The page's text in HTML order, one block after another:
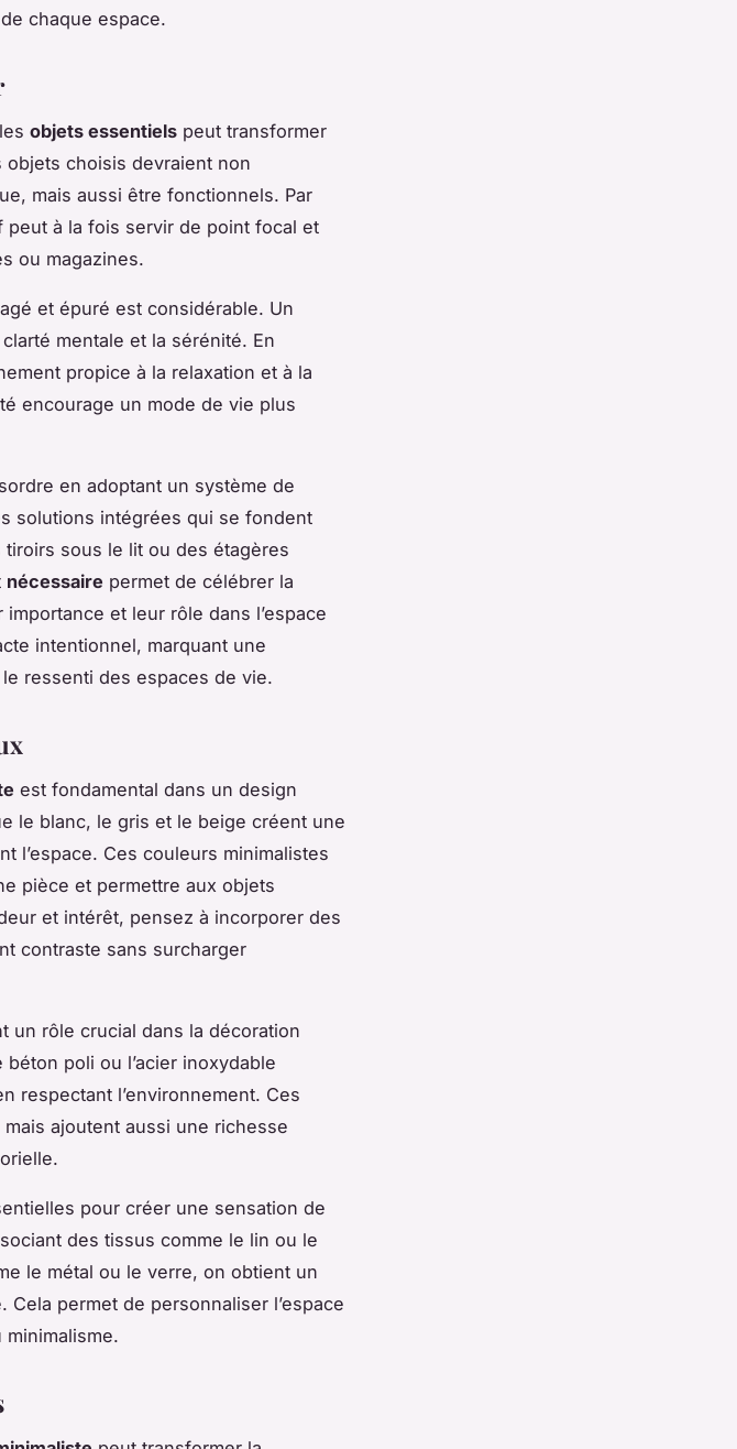
chaque espace.
objets essentiels peut transformer
objets choisis devraient non
mais aussi être fonctionnels. Par
à la fois servir de point focal et
ou magazines.
et épuré est considérable. Un
mentale et la sérénité. En
propice à la relaxation et à la
encourage un mode de vie plus
en adoptant un système de
solutions intégrées qui se fondent
sous le lit ou des étagères
nécessaire permet de célébrer la
et leur rôle dans l’espace
intentionnel, marquant une
ressenti des espaces de vie.
est fondamental dans un design
le blanc, le gris et le beige créent une
l’espace. Ces couleurs minimalistes
pièce et permettre aux objets
et intérêt, pensez à incorporer des
contraste sans surcharger
un rôle crucial dans la décoration
poli ou l’acier inoxydable
respectant l’environnement. Ces
ajoutent aussi une richesse
pour créer une sensation de
des tissus comme le lin ou le
le métal ou le verre, on obtient un
permet de personnaliser l’espace
minimalisme.